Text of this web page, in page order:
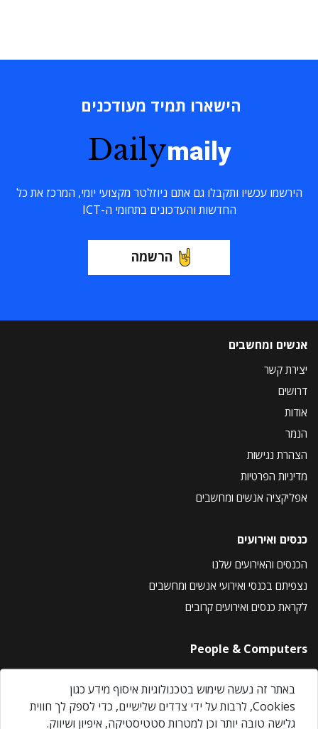
הישארו תמיד מעודכנים
Dailymaily
הירשמו עכשיו ותקבלו גם אתם ניוזלטר מקצועי יומי, המרכז את כל
החדשות והעדכונים בתחומי ה-ICT
הרשמה
אנשים ומחשבים
יצירת קשר
דרושים
אודות
הנמר
הצהרת נגישות
מדיניות הפרטיות
אפליקציה אנשים ומחשבים
כנסים ואירועים
הכנסים והאירועים שלנו
נצפיתם בכנסי ואירועי אנשים ומחשבים
לקראת כנסים ואירועים קרובים
People & Computers
About Us
Privacy Policy
Contact Us
באתר זה נעשה שימוש בטכנולוגיות איסוף מידע כגון
Cookies, לרבות על ידי צדדים שלישיים, כדי לספק לך חווית
גלישה טובה יותר וכן למטרות סטטיסטיקה, איפיון ושיווק.